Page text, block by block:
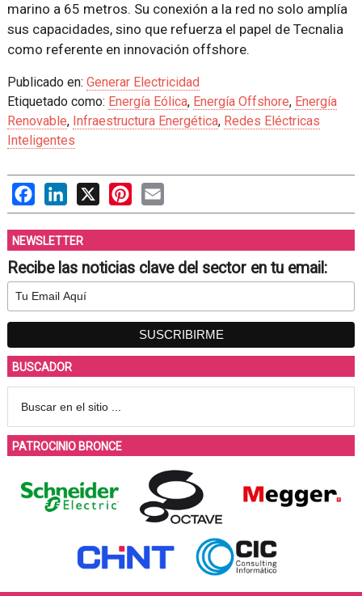
marino a 65 metros. Su conexión a la red no solo amplía
sus capacidades, sino que refuerza el papel de Tecnalia
como referente en innovación offshore.
Publicado en: Generar Electricidad
Etiquetado como: Energía Eólica, Energía Offshore, Energía
Renovable, Infraestructura Energética, Redes Eléctricas
Inteligentes
FacebookLinkedIn
X PinterestEmail
NEWSLETTER
Recibe las noticias clave del sector en tu email:
BUSCADOR
PATROCINIO BRONCE